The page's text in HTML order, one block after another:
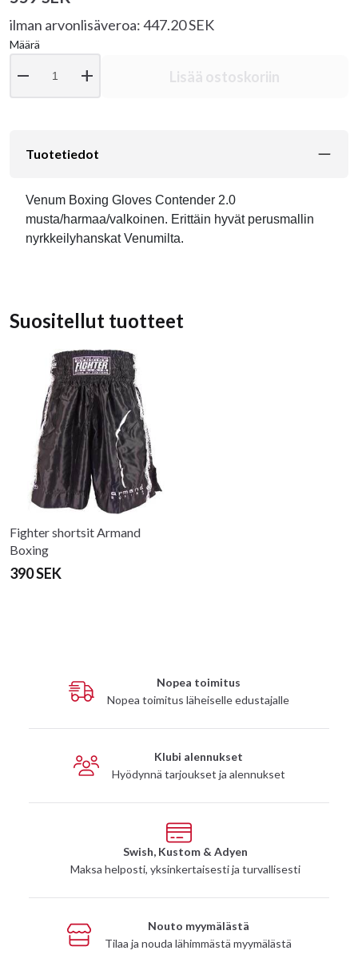
ilman arvonlisäveroa: 447.20 SEK
Määrä
remove add Lisää ostoskoriin
Tuotetiedot
Venum Boxing Gloves Contender 2.0
musta/harmaa/valkoinen. Erittäin hyvät perusmallin
nyrkkeilyhanskat Venumilta.
Suositellut tuotteet
Fighter shortsit Armand
Boxing
390 SEK
Nopea toimitus
Nopea toimitus läheiselle edustajalle
Klubi alennukset
Hyödynnä tarjoukset ja alennukset
Swish, Kustom & Adyen
Maksa helposti, yksinkertaisesti ja turvallisesti
Nouto myymälästä
Tilaa ja nouda lähimmästä myymälästä